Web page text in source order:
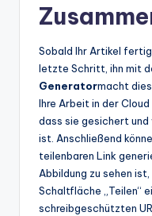
Sobald Ihr Artikel
letzte Schritt, ihn mit
Generatormacht
Ihre Arbeit in der
dass sie gesichert und
ist. Anschließend
teilenbaren Link
Abbildung zu sehen
Schaltfläche „Teilen“
schreibgeschützten